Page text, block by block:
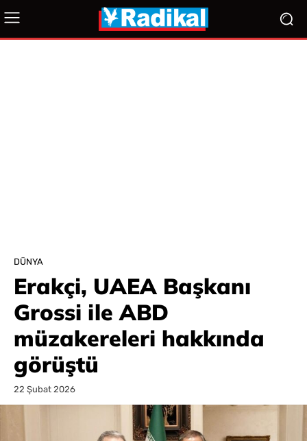
DÜNYA
Erakçi, UAEA Başkanı
Grossi ile ABD
müzakereleri hakkında
görüştü
22 Şubat 2026